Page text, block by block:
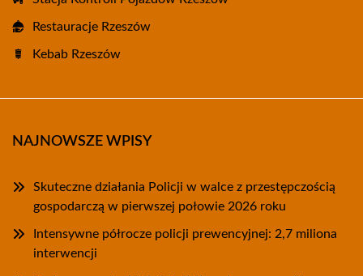
Restauracje Rzeszów
Kebab Rzeszów
NAJNOWSZE WPISY
Skuteczne działania Policji w walce z przestępczością
gospodarczą w pierwszej połowie 2026 roku
Intensywne półrocze policji prewencyjnej: 2,7 miliona
interwencji